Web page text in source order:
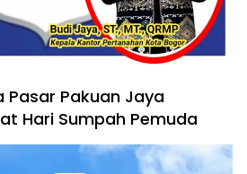
Pasar Pakuan Jaya
Hari Sumpah Pemuda